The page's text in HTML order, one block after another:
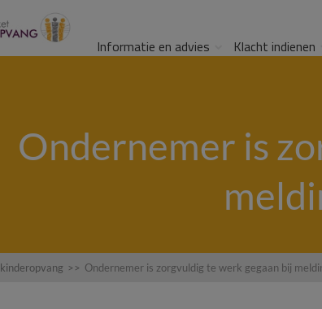
Informatie en advies Klacht indienen
Ondernemer is
kinderopvang >> Ondernemer is zorgvuldig te werk gegaan bij